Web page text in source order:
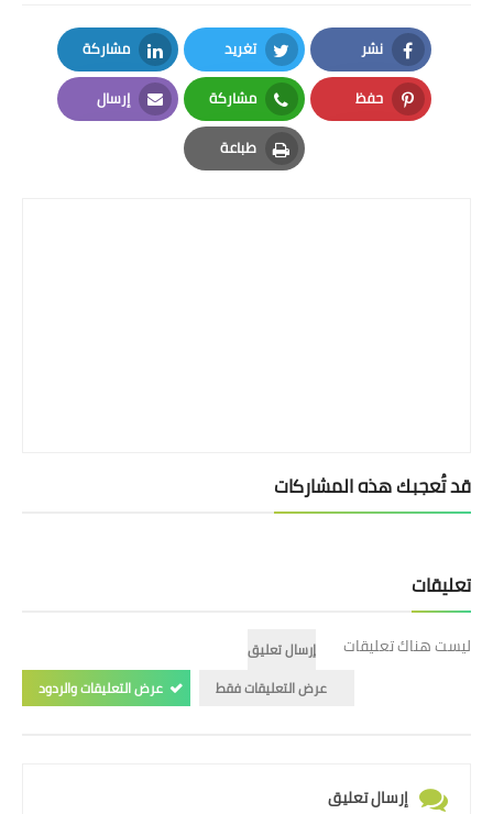
نشر
Facebook
تغريد
Twitter
مشاركة
LinkedIn
حفظ
Pinterest
مشاركة
Whatsapp
إرسال
Email
طباعة
Print
قد تُعجبك هذه المشاركات
تعليقات
ليست هناك تعليقات
إرسال تعليق
عرض التعليقات فقط
عرض التعليقات والردود
إرسال تعليق